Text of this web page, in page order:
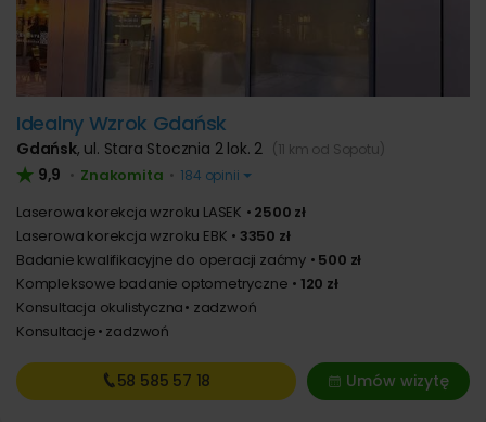
Idealny Wzrok Gdańsk
Gdańsk, ul. Stara Stocznia 2 lok. 2 (11 km od Sopotu)
9,9 • Znakomita • 184 opinii
Laserowa korekcja wzroku LASEK
2500 zł
Laserowa korekcja wzroku EBK
3350 zł
Badanie kwalifikacyjne do operacji zaćmy
500 zł
Kompleksowe badanie optometryczne
120 zł
Konsultacja okulistyczna zadzwoń
Konsultacje zadzwoń
Umów wizytę
58 585 57 18